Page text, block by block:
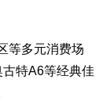
多元消费场
特A6等经典佳